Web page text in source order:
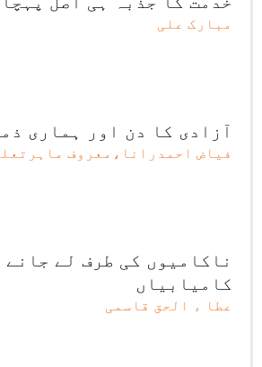
مبارک علی
آزادی کا دن اور ہماری
فیاض احمدرانا،معروف
ناکامیوں کی طرف لے جانے
کامیابیاں
عطا ء الحق قاسمی